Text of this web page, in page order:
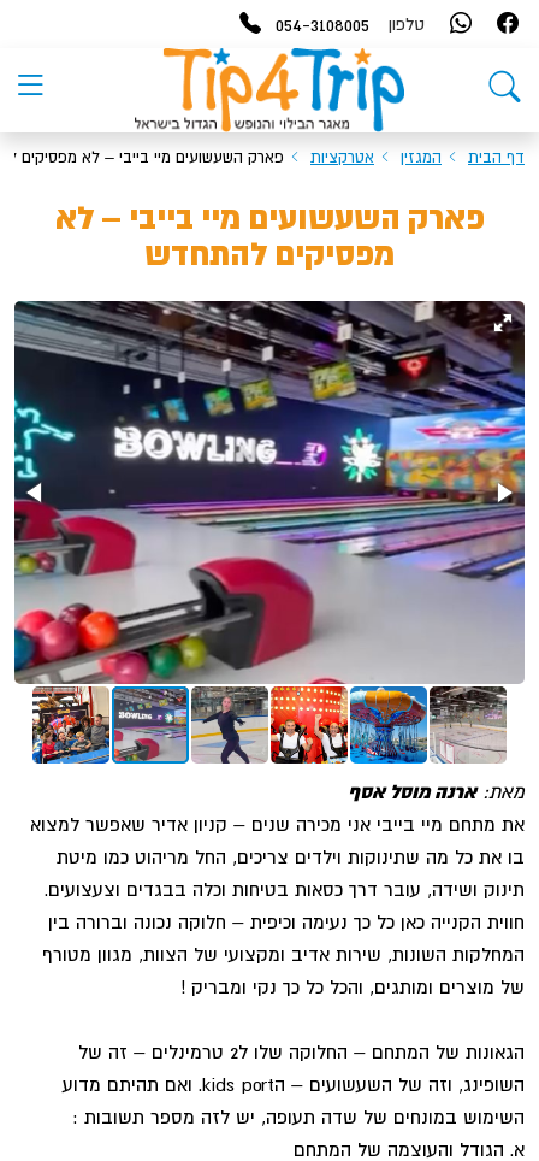
טלפון 054-3108005
דף הבית המגזין אטרקציות פארק השעשועים מיי בייבי – לא מפסיקים
פארק השעשועים מיי בייבי – לא
מפסיקים להתחדש
מאת:ארנה מוסל אסף
את מתחם מיי בייבי אני מכירה שנים – קניון אדיר שאפשר למצוא
בו את כל מה שתינוקות וילדים צריכים, החל מריהוט כמו מיטת
תינוק ושידה, עובר דרך כסאות בטיחות וכלה בבגדים וצעצועים.
חווית הקנייה כאן כל כך נעימה וכיפית – חלוקה נכונה וברורה בין
המחלקות השונות, שירות אדיב ומקצועי של הצוות, מגוון מטורף
של מוצרים ומותגים, והכל כל כך נקי ומבריק !
הגאונות של המתחם – החלוקה שלו ל2 טרמינלים – זה של
השופינג, וזה של השעשועים – הkids port. ואם תהיתם מדוע
השימוש במונחים של שדה תעופה, יש לזה מספר תשובות :
א. הגודל והעוצמה של המתחם